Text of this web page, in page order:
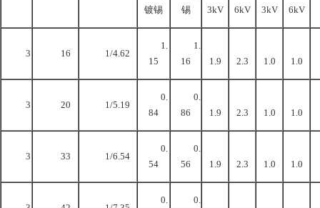
镀锡
锡
3kV 6kV 3kV 6kV
3 16 1/4.62
1.
15
1.
16
1.9 2.3 1.0 1.0
3 20 1/5.19
0.
84
0.
86
1.9 2.3 1.0 1.0
3 33 1/6.54
0.
54
0.
56
1.9 2.3 1.0 1.0
0. 0.